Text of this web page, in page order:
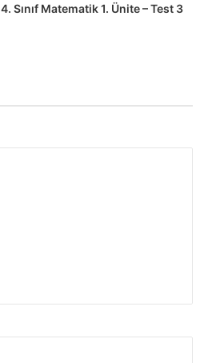
4. Sınıf Matematik 1. Ünite – Test 3